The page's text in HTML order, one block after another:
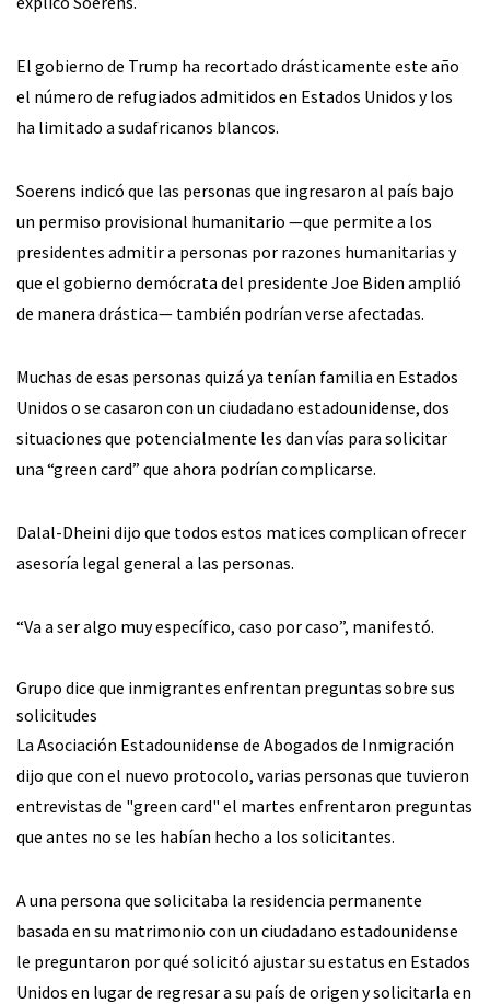
El gobierno de Trump ha recortado drásticamente este año
el número de refugiados admitidos en Estados Unidos y los
ha limitado a sudafricanos blancos.
Soerens indicó que las personas que ingresaron al país bajo
un permiso provisional humanitario —que permite a los
presidentes admitir a personas por razones humanitarias y
que el gobierno demócrata del presidente Joe Biden amplió
de manera drástica— también podrían verse afectadas.
Muchas de esas personas quizá ya tenían familia en Estados
Unidos o se casaron con un ciudadano estadounidense, dos
situaciones que potencialmente les dan vías para solicitar
una “green card” que ahora podrían complicarse.
Dalal-Dheini dijo que todos estos matices complican ofrecer
asesoría legal general a las personas.
“Va a ser algo muy específico, caso por caso”, manifestó.
Grupo dice que inmigrantes enfrentan preguntas sobre sus
solicitudes
La Asociación Estadounidense de Abogados de Inmigración
dijo que con el nuevo protocolo, varias personas que tuvieron
entrevistas de "green card" el martes enfrentaron preguntas
que antes no se les habían hecho a los solicitantes.
A una persona que solicitaba la residencia permanente
basada en su matrimonio con un ciudadano estadounidense
le preguntaron por qué solicitó ajustar su estatus en Estados
Unidos en lugar de regresar a su país de origen y solicitarla en